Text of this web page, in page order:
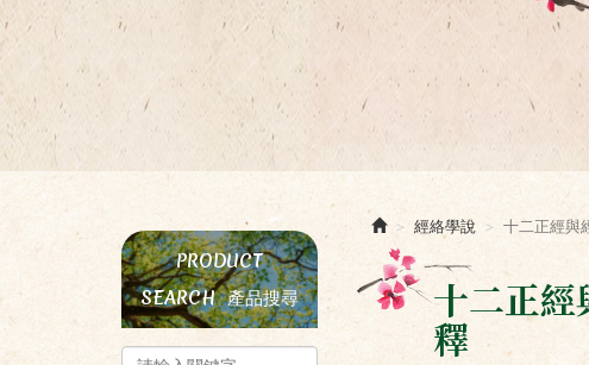
PRODUCT
SEARCH 產品搜尋
經絡學說 十二正經與
十二正
釋